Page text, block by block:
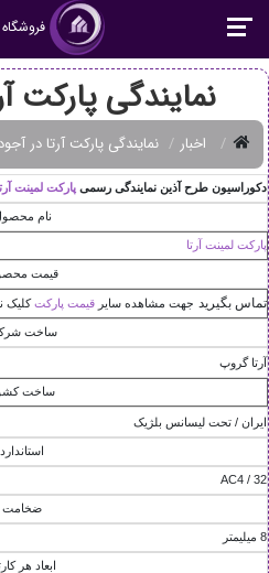
نمایندگی پارکت
اخبار نمایندگی پارکت آرتا در
دکوراسيون طرح آذين نمايندگی رسمی پارکت لمينت
نام
پارکت لمينت آرتا
قیمت
تماس بگیرید جهت مشاهده سایر قیمت پارکتکلیک
ساخت
آرتا گروپ
ساخت
ايران / تحت ليسانس بلژيک
استاندارد
AC4 / 32
ضخامت
8 ميليمتر
ابعاد هر